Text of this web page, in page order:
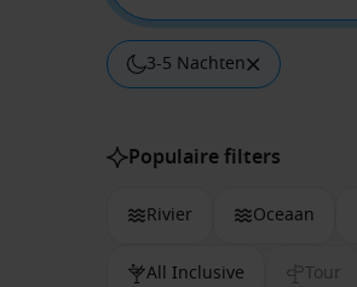
3-5 Nachten
Populaire filters
Rivier Oceaan
All Inclusive Tour